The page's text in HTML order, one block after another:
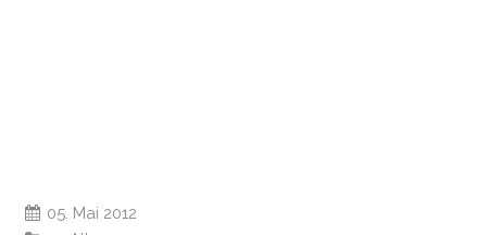
05. Mai 2012